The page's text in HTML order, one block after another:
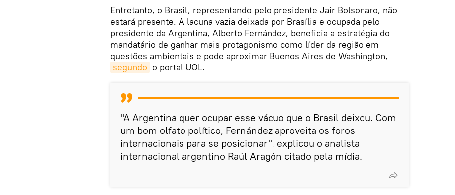
Entretanto, o Brasil, representando pelo presidente Jair Bolsonaro, não
estará presente. A lacuna vazia deixada por Brasília e ocupada pelo
presidente da Argentina, Alberto Fernández, beneficia a estratégia do
mandatário de ganhar mais protagonismo como líder da região em
questões ambientais e pode aproximar Buenos Aires de Washington,
segundo o portal UOL.
"A Argentina quer ocupar esse vácuo que o Brasil deixou. Com
um bom olfato político, Fernández aproveita os foros
internacionais para se posicionar", explicou o analista
internacional argentino Raúl Aragón citado pela mídia.